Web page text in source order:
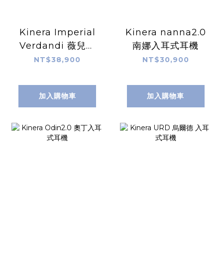
Kinera Imperial
Verdandi 薇兒丹
蒂入耳式耳機
NT$38,900
加入購物車
Kinera nanna2.0
南娜入耳式耳機
NT$30,900
加入購物車